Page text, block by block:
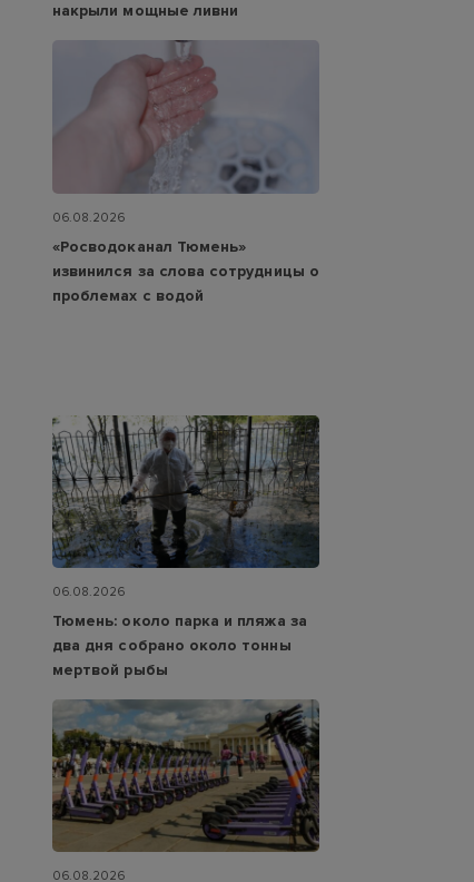
накрыли мощные ливни
06.08.2026
«Росводоканал Тюмень»
извинился за слова сотрудницы о
проблемах с водой
06.08.2026
Тюмень: около парка и пляжа за
два дня собрано около тонны
мертвой рыбы
06.08.2026